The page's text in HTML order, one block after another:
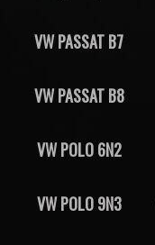
VW PASSAT B7
VW PASSAT B8
VW POLO 6N2
VW POLO 9N3